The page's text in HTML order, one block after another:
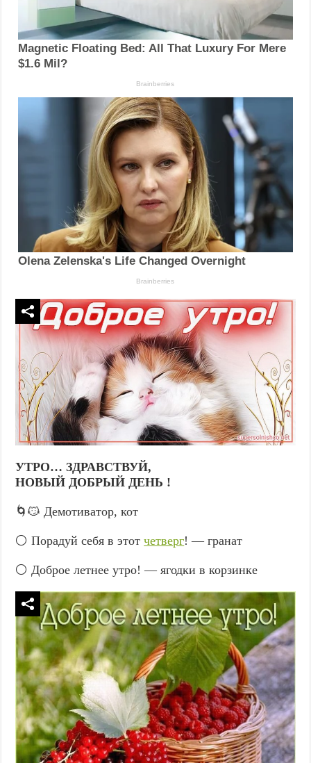
УТРО… ЗДРАВСТВУЙ,
НОВЫЙ ДОБРЫЙ ДЕНЬ !
🌀😼 Демотиватор, кот
⚪ Порадуй себя в этотчетверг! — гранат
⚪ Доброе летнее утро! — ягодки в корзинке